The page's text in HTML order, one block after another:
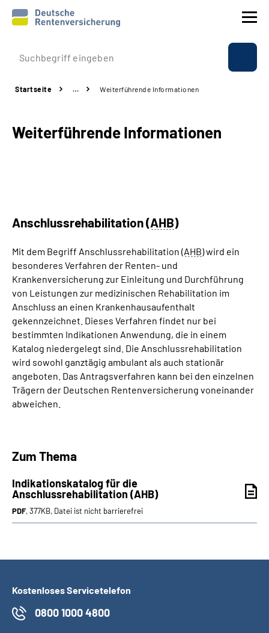
Prävention
Rente
Online-Services
Suche
Language
Inhalte in Gebärdensprache (DGS)
Leichte Sprache
Startseite … Weiterführende Informationen
Weiterführende Informationen
Anschlussrehabilitation (AHB)
Mit dem Begriff Anschlussrehabilitation (AHB) wird ein
besonderes Verfahren der Renten- und
Krankenversicherung zur Einleitung und Durchführung
von Leistungen zur medizinischen Rehabilitation im
Anschluss an einen Krankenhausaufenthalt
gekennzeichnet. Dieses Verfahren findet nur bei
bestimmten Indikationen Anwendung, die in einem
Katalog niedergelegt sind. Die Anschlussrehabilitation
wird sowohl ganztägig ambulant als auch stationär
angeboten. Das Antragsverfahren kann bei den einzelnen
Trägern der Deutschen Rentenversicherung voneinander
abweichen.
Zum Thema
Indikationskatalog für die
Anschlussrehabilitation (AHB)
PDF, 377KB, Datei ist nicht barrierefrei
Kostenloses Servicetelefon
0800 1000 4800